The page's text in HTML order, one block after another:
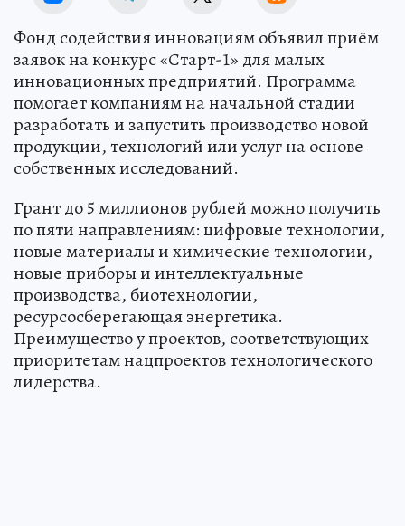
Фонд содействия инновациям объявил приём
заявок на конкурс «Старт-1» для малых
инновационных предприятий. Программа
помогает компаниям на начальной стадии
разработать и запустить производство новой
продукции, технологий или услуг на основе
собственных исследований.
Грант до 5 миллионов рублей можно получить
по пяти направлениям: цифровые технологии,
новые материалы и химические технологии,
новые приборы и интеллектуальные
производства, биотехнологии,
ресурсосберегающая энергетика.
Преимущество у проектов, соответствующих
приоритетам нацпроектов технологического
лидерства.